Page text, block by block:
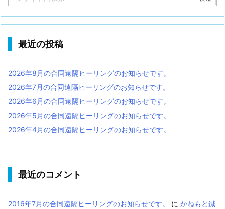
最近の投稿
2026年8月の合同遠隔ヒーリングのお知らせです。
2026年7月の合同遠隔ヒーリングのお知らせです。
2026年6月の合同遠隔ヒーリングのお知らせです。
2026年5月の合同遠隔ヒーリングのお知らせです。
2026年4月の合同遠隔ヒーリングのお知らせです。
最近のコメント
2016年7月の合同遠隔ヒーリングのお知らせです。 に かねもと鍼